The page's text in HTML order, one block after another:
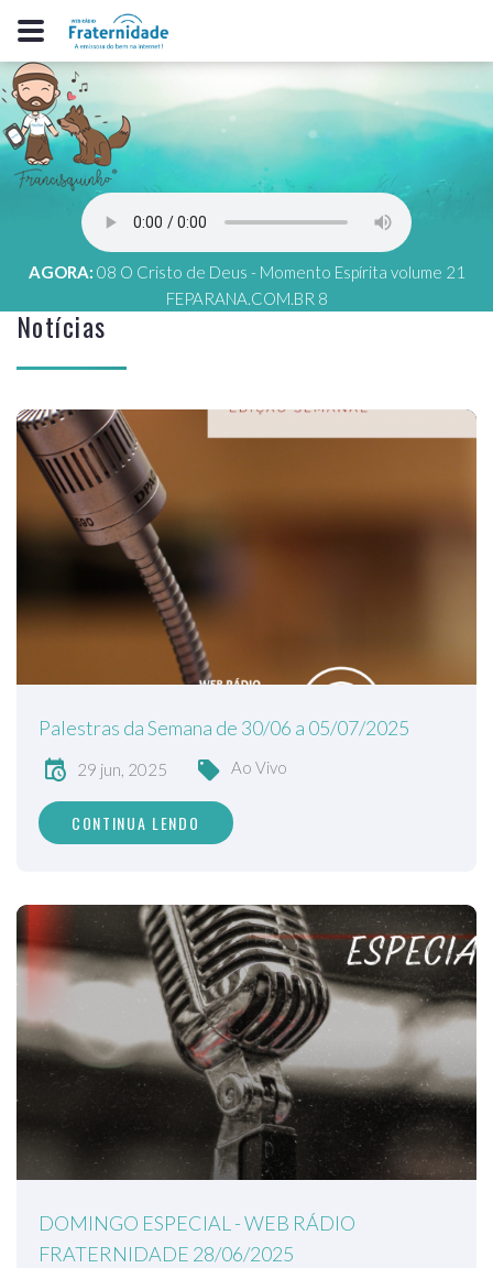
AGORA: 08 O Cristo de Deus - Momento Espírita volume 21
FEPARANA.COM.BR 8
Notícias
Palestras da Semana de 30/06 a 05/07/2025
29 jun, 2025 Ao Vivo
CONTINUA LENDO
DOMINGO ESPECIAL - WEB RÁDIO
FRATERNIDADE 28/06/2025